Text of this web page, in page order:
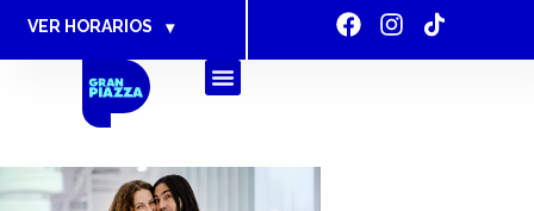
VER HORARIOS ▾